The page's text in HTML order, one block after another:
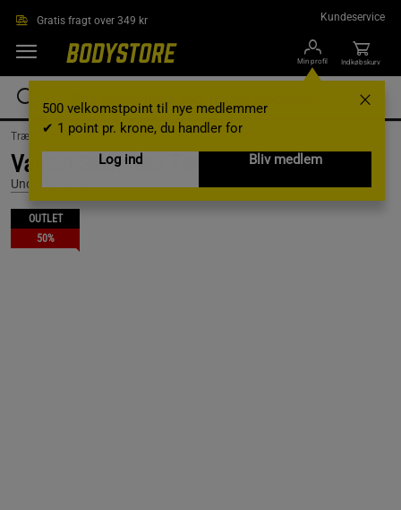
Gratis fragt over 349 kr Kundeservice
Min profil
500 velkomstpoint til nye medlemmer
✔ 1 point pr. krone, du handler for
Log ind
Bliv medlem
Indkøbskurv
Træningstøj /Træningstøj til kvinder / Træningstoppe
Vanish Seamless Tank, Stone, L
Under Armour
OUTLET
50%